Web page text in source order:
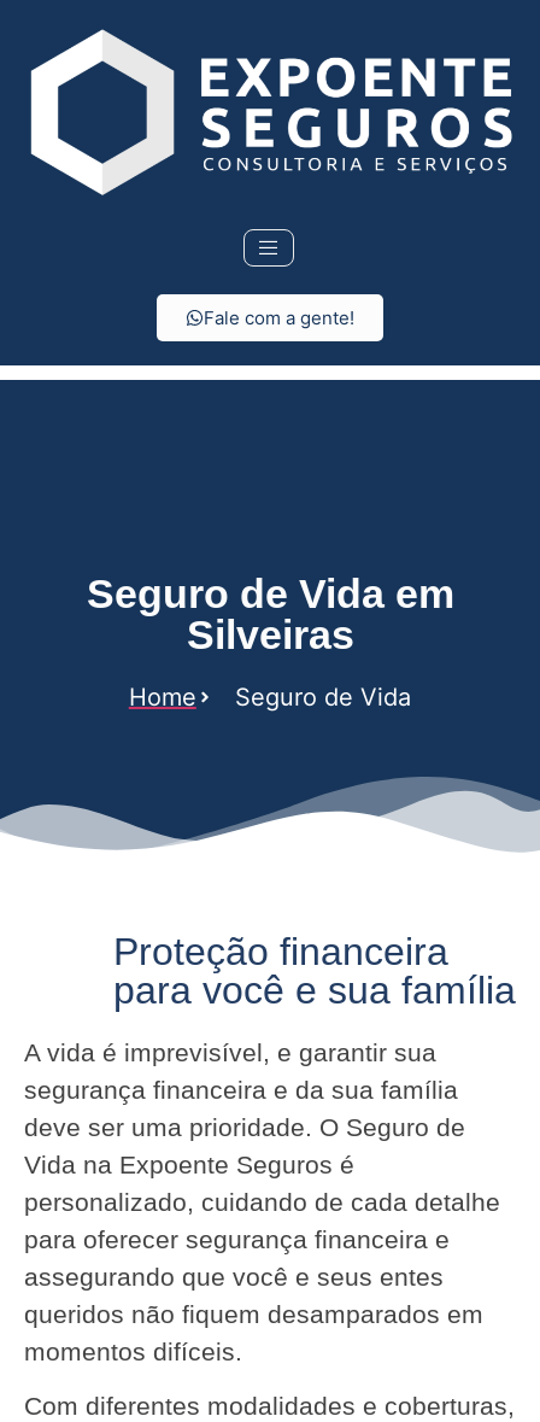
Fale com a gente!
Seguro de Vida em
Silveiras
Home Seguro de Vida
Proteção financeira
para você e sua família
A vida é imprevisível, e garantir sua
segurança financeira e da sua família
deve ser uma prioridade. O Seguro de
Vida na Expoente Seguros é
personalizado, cuidando de cada detalhe
para oferecer segurança financeira e
assegurando que você e seus entes
queridos não fiquem desamparados em
momentos difíceis.
Com diferentes modalidades e coberturas,